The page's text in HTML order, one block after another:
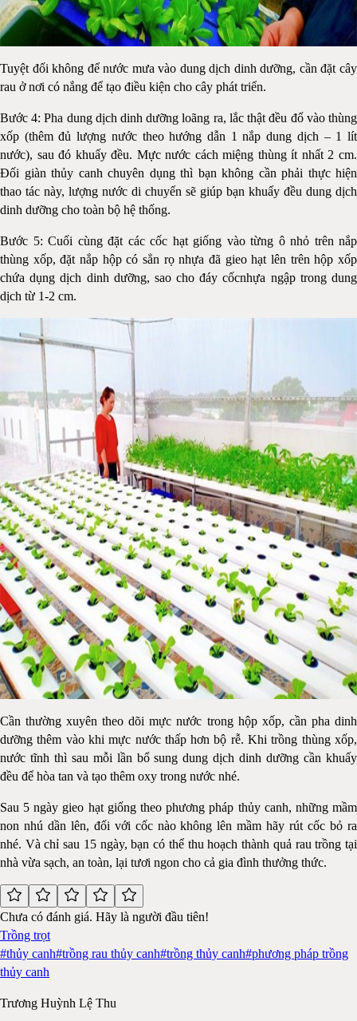
Tuyệt đối không để nước mưa vào dung dịch dinh dưỡng, cần đặt cây
rau ở nơi có nắng để tạo điều kiện cho cây phát triển.
Bước 4: Pha dung dịch dinh dưỡng loãng ra, lắc thật đều đổ vào thùng
xốp (thêm đủ lượng nước theo hướng dẫn 1 nắp dung dịch – 1 lít
nước), sau đó khuấy đều. Mực nước cách miệng thùng ít nhất 2 cm.
Đối giàn thủy canh chuyên dụng thì bạn không cần phải thực hiện
thao tác này, lượng nước di chuyển sẽ giúp bạn khuấy đều dung dịch
dinh dưỡng cho toàn bộ hệ thống.
Bước 5: Cuối cùng đặt các cốc hạt giống vào từng ô nhỏ trên nắp
thùng xốp, đặt nắp hộp có sẳn rọ nhựa đã gieo hạt lên trên hộp xốp
chứa dụng dịch dinh dưỡng, sao cho đáy cốcnhựa ngập trong dung
dịch từ 1-2 cm.
Cần thường xuyên theo dõi mực nước trong hộp xốp, cần pha dinh
dưỡng thêm vào khi mực nước thấp hơn bộ rễ. Khi trồng thùng xốp,
nước tĩnh thì sau mỗi lần bổ sung dung dịch dinh dưỡng cần khuấy
đều để hòa tan và tạo thêm oxy trong nước nhé.
Sau 5 ngày gieo hạt giống theo phương pháp thủy canh, những mầm
non nhú dần lên, đối với cốc nào không lên mầm hãy rút cốc bỏ ra
nhé. Và chỉ sau 15 ngày, bạn có thể thu hoạch thành quả rau trồng tại
nhà vừa sạch, an toàn, lại tươi ngon cho cả gia đình thưởng thức.
Chưa có đánh giá. Hãy là người đầu tiên!
Trồng trọt
#thủy canh#trồng rau thủy canh#trồng thủy canh#phương pháp trồng
thủy canh
Trương Huỳnh Lệ Thu